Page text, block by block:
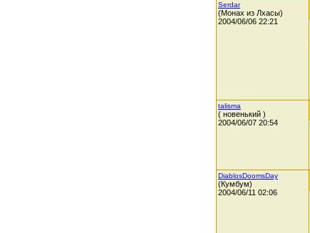
Serdar
(Монах из Лхасы)
2004/06/06 22:21
talisma
( новенький )
2004/06/07 20:54
DiablosDoomsDay
(Кумбум)
2004/06/11 02:06